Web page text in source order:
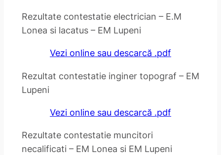
Rezultate contestatie electrician – E.M
Lonea si lacatus – EM Lupeni
Vezi online sau descarcă .pdf
Rezultat contestatie inginer topograf – EM
Lupeni
Vezi online sau descarcă .pdf
Rezultate contestatie muncitori
necalificati – EM Lonea si EM Lupeni